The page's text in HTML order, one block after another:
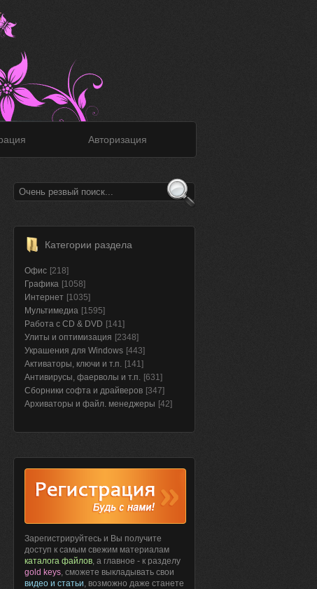
Авторизация
Категории раздела
Офис [218]
Графика [1058]
Интернет [1035]
Мультимедиа [1595]
Работа с CD & DVD [141]
Улиты и оптимизация [2348]
Украшения для Windows [443]
Активаторы, ключи и т.п. [141]
Антивирусы, фаерволы и т.п. [631]
Сборники софта и драйверов [347]
Архиваторы и файл. менеджеры [42]
Зарегистрируйтесь и Вы получите
доступ к самым свежим материалам
каталога файлов, а главное - к разделу
gold keys, сможете выкладывать свои
видео и статьи, возможно даже станете